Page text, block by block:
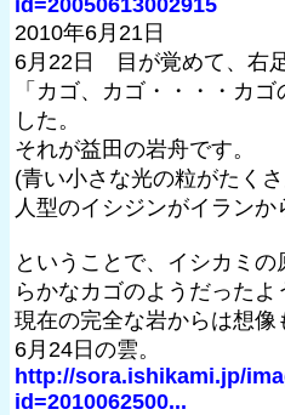
2010年6月21日
6月22日 目が覚めて、右
「カゴ、カゴ・・・・カ
した。
それが益田の岩舟です。
(青い小さな光の粒がたく
人型のイシジンがイランか
ということで、イシカミ
らかなカゴのようだったよ
現在の完全な岩からは想像
6月24日の雲。
http://sora.ishikami.jp/
id=2010062500...